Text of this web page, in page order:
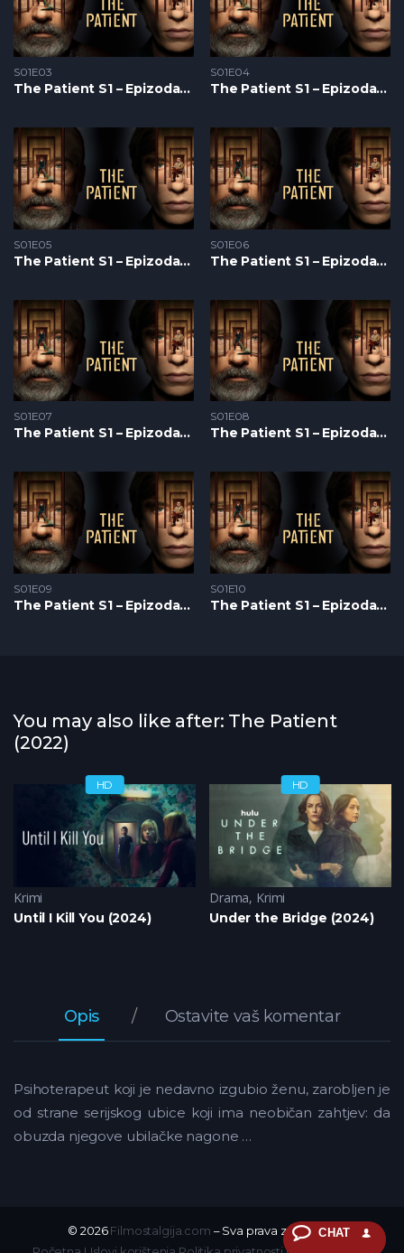
S01E03
The Patient S1 – Epizoda 03
S01E04
The Patient S1 – Epizoda 04
S01E05
The Patient S1 – Epizoda 05
S01E06
The Patient S1 – Epizoda 06
S01E07
The Patient S1 – Epizoda 07
S01E08
The Patient S1 – Epizoda 08
S01E09
The Patient S1 – Epizoda 09
S01E10
The Patient S1 – Epizoda 10
You may also like after: The Patient
(2022)
HD
Krimi
Until I Kill You (2024)
HD
Drama, Krimi
Under the Bridge (2024)
Opis Ostavite vaš komentar
Psihoterapeut koji je nedavno izgubio ženu, zarobljen je
od strane serijskog ubice koji ima neobičan zahtjev: da
obuzda njegove ubilačke nagone …
© 2026Filmostalgija.com – Sva prava zadržana.CHAT